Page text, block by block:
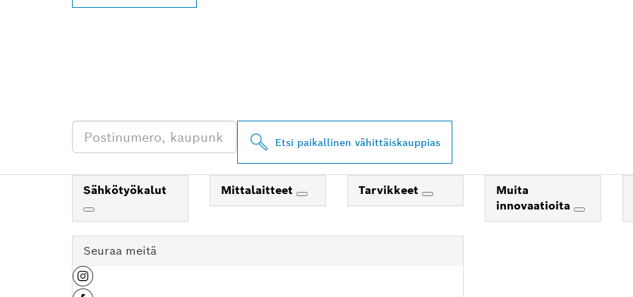
Etsi paikallinen vähittäiskauppias
Sähkötyökalut Mittalaitteet Tarvikkeet
Muita
innovaatioita
Seuraa meitä